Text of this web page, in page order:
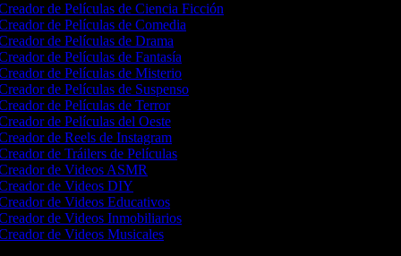
de Películas de Ciencia Ficción
de Películas de Comedia
de Películas de Drama
de Películas de Fantasía
de Películas de Misterio
de Películas de Suspenso
de Películas de Terror
de Películas del Oeste
de Reels de Instagram
de Tráilers de Películas
de Videos ASMR
de Videos DIY
de Videos Educativos
de Videos Inmobiliarios
de Videos Musicales